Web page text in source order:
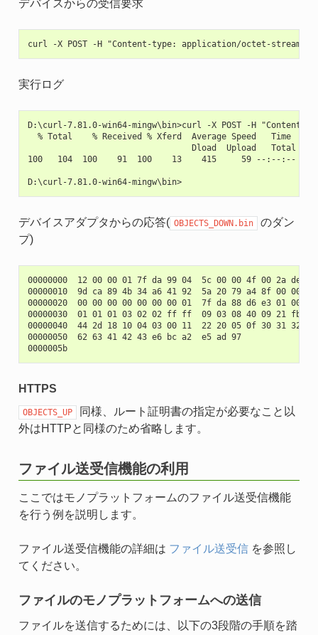
デバイスからの受信要求
実行ログ
D:\curl-7.81.0-win64-mingw\bin>curl -X POST -H "Content-
% Total    % Received % Xferd  Average Speed   Time
Dload  Upload   Total
100   104  100    91  100    13    415     59 --:--:--
D:\curl-7.81.0-win64-mingw\bin>
デバイスアダプタからの応答( OBJECTS_DOWN.bin
のダン
プ)
00000000  12 00 00 01 7f da 99 04  5c 00 00 4f 00 2a
00000010  9d ca 89 4b 34 a6 41 92  5a 20 79 a4 8f 00
00000020  00 00 00 00 00 00 00 01  7f da 88 d6 e3
00000030  01 01 01 03 02 02 ff ff  09 03 08 40 09 21
00000040  44 2d 18 10 04 03 00 11  22 20 05 0f 30 31
00000050  62 63 41 42 43 e6 bc a2  e5 ad 97
0000005b
HTTPS
OBJECTS_UP
同様、ルート証明書の指定が必要なこと以
外はHTTPと同様のため省略します。
ファイル送受信機能の利用
ここではモノプラットフォームのファイル送受信機能
を行う例を説明します。
ファイル送受信機能の詳細は ファイル送受信を参照し
てください。
ファイルのモノプラットフォームへの送信
ファイルを送信するためには、以下の3段階の手順を踏